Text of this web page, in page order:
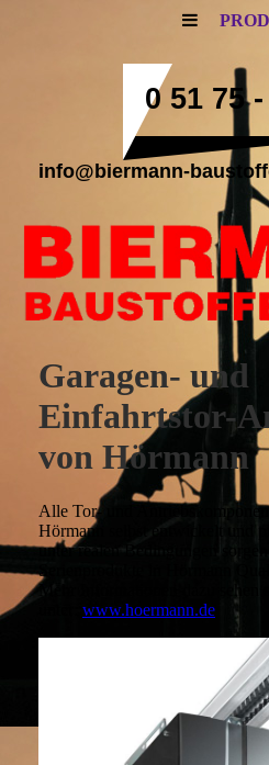
0 51 75
info@biermann-
Garagen- und
Einfahrtstor-
von Hörmann
Alle Tor- und
Hörmann selbst entwickelt und
unter realen Bedingungen sorgen
Serienprodukte in Hörmann
Mehr Informationen dazu sehen
www.hoermann.de